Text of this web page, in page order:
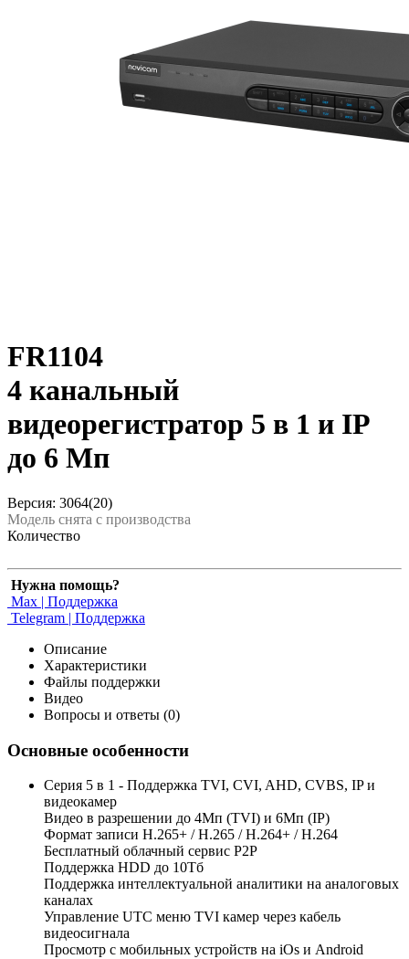
FR1104
4 канальный
видеорегистратор 5 в 1 и IP
до 6 Мп
Версия: 3064(20)
Модель снята с производства
Количество
Нужна помощь?
Max | Поддержка
Telegram | Поддержка
Описание
Характеристики
Файлы поддержки
Видео
Вопросы и ответы (0)
Основные особенности
Серия 5 в 1 - Поддержка TVI, CVI, AHD, CVBS, IP и
видеокамер
Видео в разрешении до 4Мп (TVI) и 6Мп (IP)
Формат записи H.265+ / H.265 / H.264+ / H.264
Бесплатный облачный сервис Р2Р
Поддержка HDD до 10Тб
Поддержка интеллектуальной аналитики на аналоговых
каналах
Управление UTC меню TVI камер через кабель
видеосигнала
Просмотр с мобильных устройств на iOs и Android